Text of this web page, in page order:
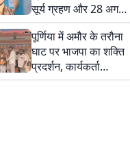
सूर्य ग्रहण और 28 अगस्त
को चंद्र ग्रहण
पूर्णिया में अमौर के तरौना
घाट पर भाजपा का शक्ति
प्रदर्शन, कार्यकर्ता
सम्मेलन में नए सदस्यों का